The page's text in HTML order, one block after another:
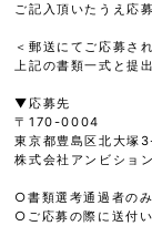
ご記入頂いたうえ応
＜郵送にてご応募さ
上記の書類一式と提
▼応募先
〒170-0004
東京都豊島区北大塚
株式会社アンビショ
○書類選考通過者の
○ご応募の際に送付